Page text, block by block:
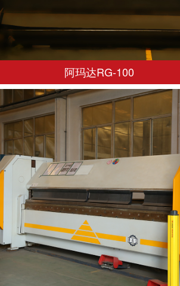
阿玛达RG-100